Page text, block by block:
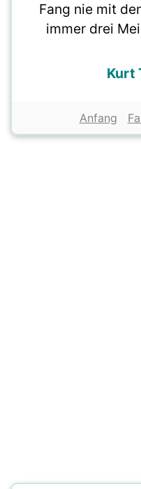
Fang nie mit
immer drei
Kurt
Anfang